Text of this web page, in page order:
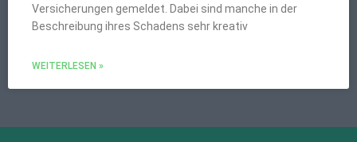
Versicherungen gemeldet. Dabei sind manche in der
Beschreibung ihres Schadens sehr kreativ
WEITERLESEN »